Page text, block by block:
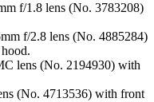
f/1.8 lens (No. 3783208)
f/2.8 lens (No. 4885284)
lens (No. 2194930) with
(No. 4713536) with front